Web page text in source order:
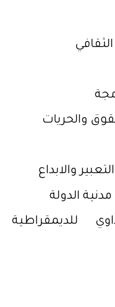
والحريات
والابداع
الدولة
للديمقراطية